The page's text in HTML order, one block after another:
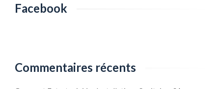
Facebook
Commentaires récents